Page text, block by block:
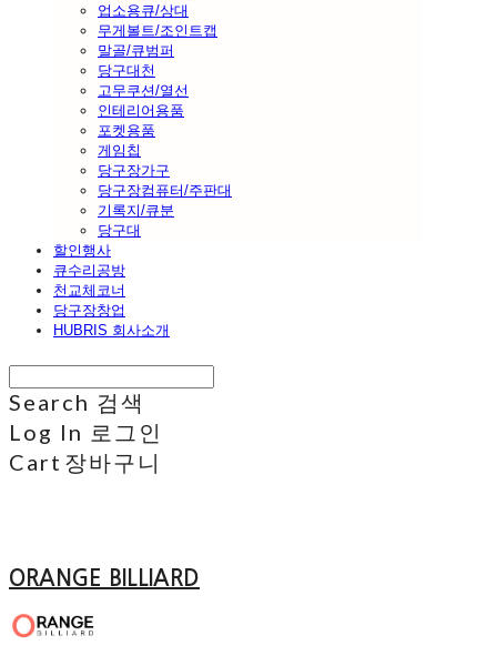
업소용큐/상대
무게볼트/조인트캡
말골/큐범퍼
당구대천
고무쿠션/열선
인테리어용품
포켓용품
게임칩
당구장가구
당구장컴퓨터/주판대
기록지/큐분
당구대
할인행사
큐수리공방
천교체코너
당구장창업
HUBRIS 회사소개
Search 검색
Log In 로그인
Cart 장바구니
ORANGE BILLIARD